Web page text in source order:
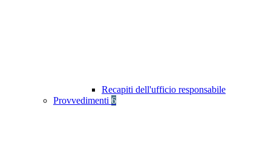
Recapiti dell'ufficio responsabile
Provvedimenti 6